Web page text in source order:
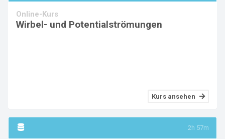
Online-Kurs
Wirbel- und Potentialströmungen
Kurs ansehen
2h 57m